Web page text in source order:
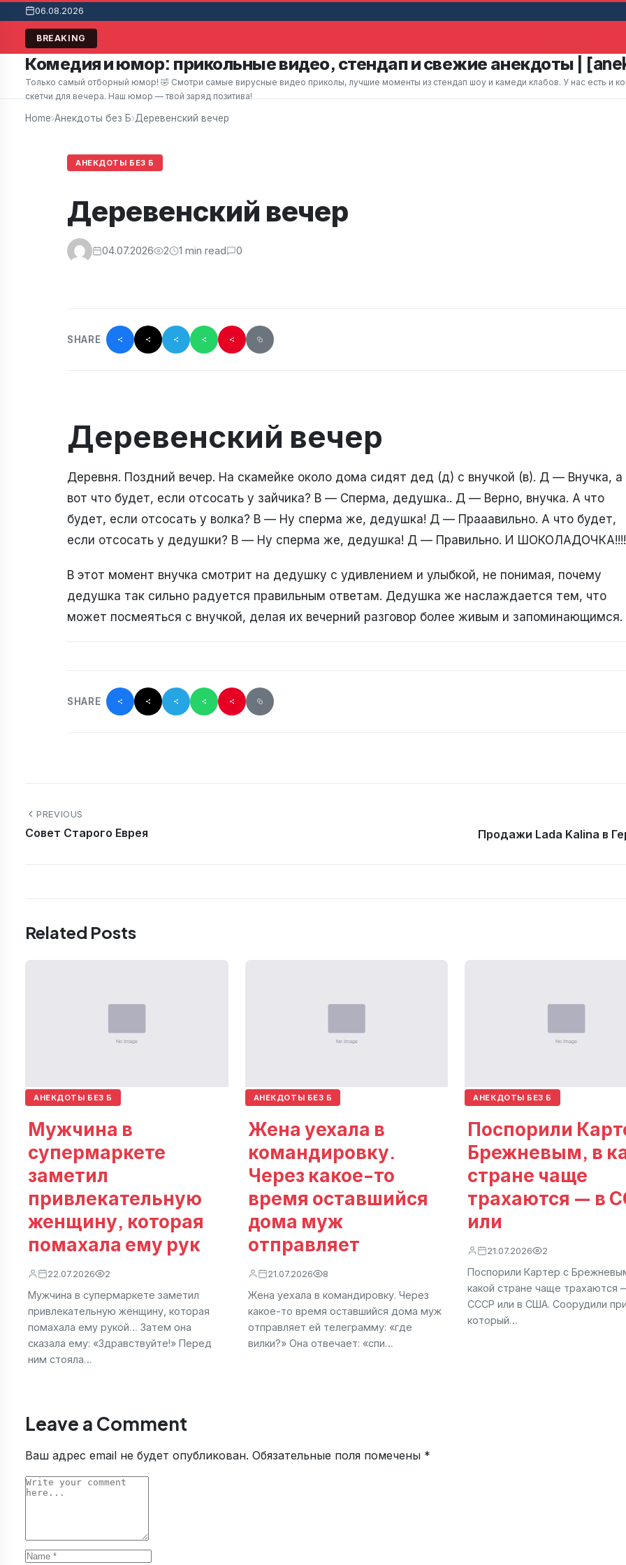
06.08.2026
BREAKINGМужчина в супермаркете заметил привлекательную женщину, которая помахала ему рук
Комедия и юмор: прикольные видео, стендап и свежие анекдоты |
Только самый отборный юмор! 🤣 Смотри самые вирусные видео приколы, лучшие моменты из стендап шоу и камеди клабов. У нас есть и
скетчи для вечера. Наш юмор — твой заряд позитива!
Home›Анекдоты без Б›Деревенский вечер
АНЕКДОТЫ БЕЗ Б
Деревенский вечер
04.07.2026 2 1 min read 0
SHARE
Деревенский вечер
Деревня. Поздний вечер. На скамейке около дома сидят дед (д) с внучкой (в). Д — Внучка, а
вот что будет, если отсосать у зайчика? В — Сперма, дедушка.. Д — Верно, внучка. А что
будет, если отсосать у волка? В — Ну сперма же, дедушка! Д — Прааавильно. А что будет,
если отсосать у дедушки? В — Ну сперма же, дедушка! Д — Правильно. И ШОКОЛАДОЧКА!!!!
В этот момент внучка смотрит на дедушку с удивлением и улыбкой, не понимая, почему
дедушка так сильно радуется правильным ответам. Дедушка же наслаждается тем, что
может посмеяться с внучкой, делая их вечерний разговор более живым и запоминающимся.
SHARE
PREVIOUS
Совет Старого Еврея Продажи Lada Kalina в
Related Posts
АНЕКДОТЫ БЕЗ Б
Мужчина в
супермаркете
заметил
привлекательную
женщину, которая
помахала ему рук
22.07.2026 2
Мужчина в супермаркете заметил
привлекательную женщину, которая
помахала ему рукой… Затем она
сказала ему: «Здравствуйте!» Перед
ним стояла…
АНЕКДОТЫ БЕЗ Б
Жена уехала в
командировку.
Через какое-то
время оставшийся
дома муж
отправляет
21.07.2026 8
Жена уехала в командировку. Через
какое-то время оставшийся дома муж
отправляет ей телеграмму: «где
вилки?» Она отвечает: «спи…
АНЕКДОТЫ БЕЗ Б
Поспорили
Брежневым, в
стране чаще
трахаются — в
или
21.07.2026 2
Поспорили Картер с
какой стране чаще трахаются
СССР или в США. Соорудили
который…
Leave a Comment
Ваш адрес email не будет опубликован. Обязательные поля помечены *
Comment
Name